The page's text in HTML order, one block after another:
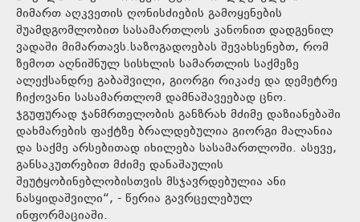
მიმართ აღკვეთის ღონისძიების გამოყენების
შუამდგომლობით სასამართლოს კანონით დადგენილ
ვადაში მიმართავს.საზოგადოებას შევახსენებთ, რომ
ზემოთ აღნიშნულ სისხლის სამართლის საქმეზე
ალექსანდრე გაბაშვილი, გიორგი რიკაძე და დემეტრე
ჩიქოვანი სასამართლომ დამნაშავეებად ცნო.
ჯგუფურად ჯანმრთელობის განზრახ მძიმე დაზიანებაში
დახმარების ფაქტზე ბრალდებულია გიორგი მალანია
და საქმე არსებითად იხილება სასამართლოში. ასევე,
განსაკუთრებით მძიმე დანაშაულის
შეუტყობინებლობისთვის მსჯავრდებულია ანი
ნასყიდაშვილი“, - წერია გავრცელებულ
ინფორმაციაში.